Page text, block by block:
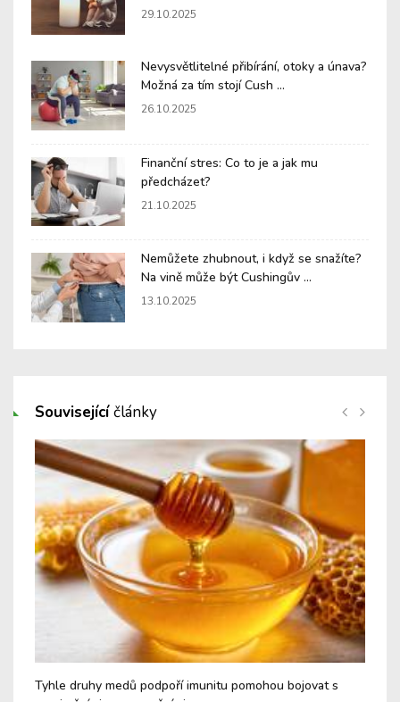
29.10.2025
Nevysvětlitelné přibírání, otoky a únava?
Možná za tím stojí Cush ...
26.10.2025
Finanční stres: Co to je a jak mu
předcházet?
21.10.2025
Nemůžete zhubnout, i když se snažíte?
Na vině může být Cushingův ...
13.10.2025
Souvisejícíčlánky
Tyhle druhy medů podpoří imunitu pomohou bojovat s